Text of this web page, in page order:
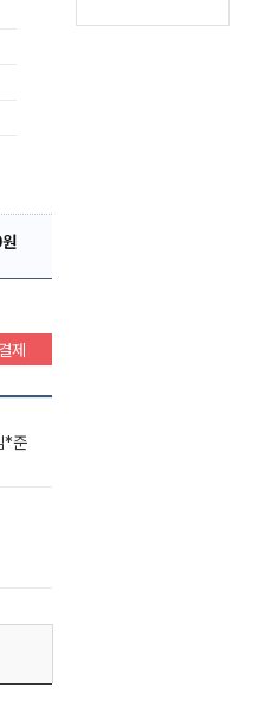
제
*준